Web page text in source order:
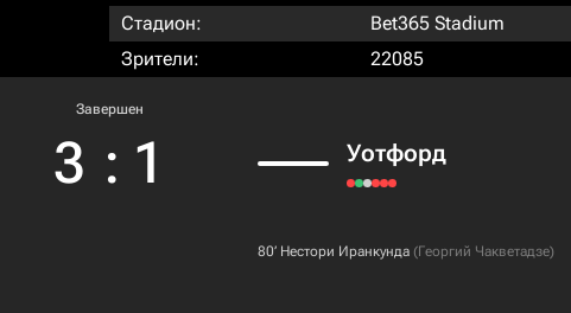
Стадион:
Bet365 Stadium
Зрители:
22085
Завершен
3 : 1 Уотфорд
80‎’‎ Нестори Иранкунда (Георгий Чакветадзе)